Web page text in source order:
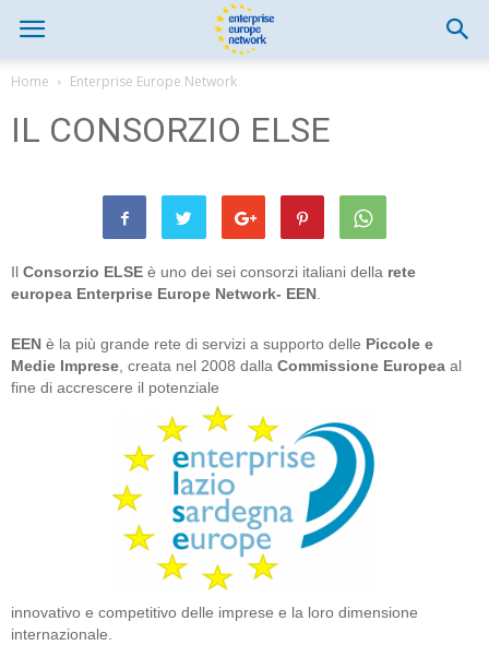
Home Enterprise Europe Network
IL CONSORZIO ELSE
Il Consorzio ELSE è uno dei sei consorzi italiani della rete
europea Enterprise Europe Network- EEN
EEN è la più grande rete di servizi a supporto delle Piccole e
Medie Imprese , creata nel 2008 dalla Commissione Europea al
fine di accrescere il potenziale
innovativo e competitivo delle imprese e la loro dimensione
internazionale.